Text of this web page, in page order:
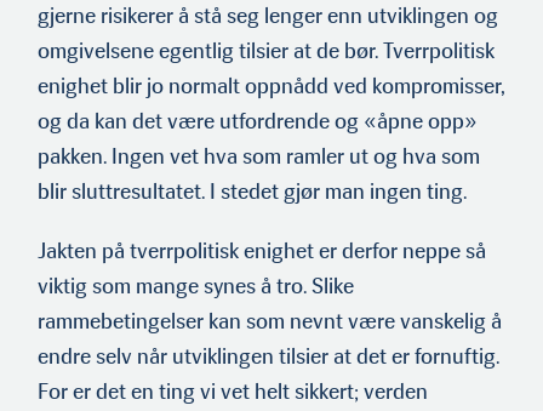
gjerne risikerer å stå seg lenger enn utviklingen og
omgivelsene egentlig tilsier at de bør. Tverrpolitisk
enighet blir jo normalt oppnådd ved kompromisser,
og da kan det være utfordrende og «åpne opp»
pakken. Ingen vet hva som ramler ut og hva som
blir sluttresultatet. I stedet gjør man ingen ting.
Jakten på tverrpolitisk enighet er derfor neppe så
viktig som mange synes å tro. Slike
rammebetingelser kan som nevnt være vanskelig å
endre selv når utviklingen tilsier at det er fornuftig.
For er det en ting vi vet helt sikkert; verden